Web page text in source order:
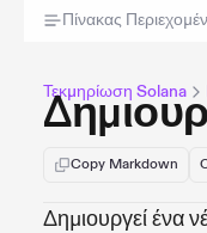
Πίνακας
Τεκμηρίωση Solana
Copy Markdown
Δημιουργεί ένα